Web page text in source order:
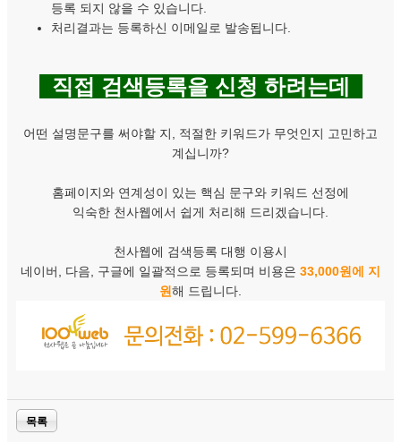
등록 되지 않을 수 있습니다.
처리결과는 등록하신 이메일로 발송됩니다.
직접 검색등록을 신청 하려는데
어떤 설명문구를 써야할 지, 적절한 키워드가 무엇인지 고민하고
계십니까?
홈페이지와 연계성이 있는 핵심 문구와 키워드 선정에
익숙한 천사웹에서 쉽게 처리해 드리겠습니다.
천사웹에 검색등록 대행 이용시
네이버, 다음, 구글에 일괄적으로 등록되며 비용은 33,000원에 지
원해 드립니다.
목록